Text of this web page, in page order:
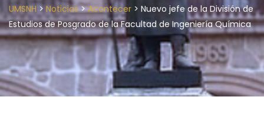
UMSNH > Noticias>Acontecer > Nuevo jefe de la División de
Estudios de Posgrado de la Facultad de Ingeniería Química